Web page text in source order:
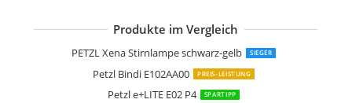
Produkte im Vergleich
PETZL Xena Stirnlampe schwarz-gelb SIEGER
Petzl Bindi E102AA00 PREIS-LEISTUNG
Petzl e+LITE E02 P4 SPARTIPP
PETZL Swift RL wh E095BB02
PETZL Stirnlampe Actik Core
PETZL Stirnlampe IKO Core
PETZL Stirnlampe Actik Core
PETZL Aria 2 RGB Kompaktes
PETZL Stirnlampe Tikka Unisex
PETZL Stirnlampe Actik Unisex
PETZL Stirnlampe Tikka Core